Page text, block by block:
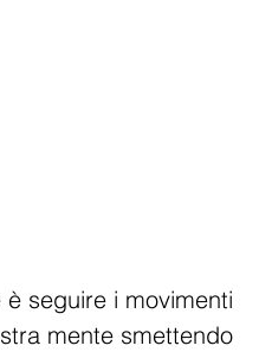
è seguire i movimenti
mente smettendo